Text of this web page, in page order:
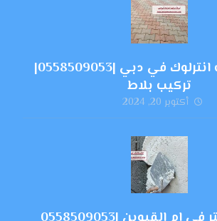
شركة تركيب انترلوك في دبي |0558509053|
تركيب بلاط
أكتوبر 20, 2024